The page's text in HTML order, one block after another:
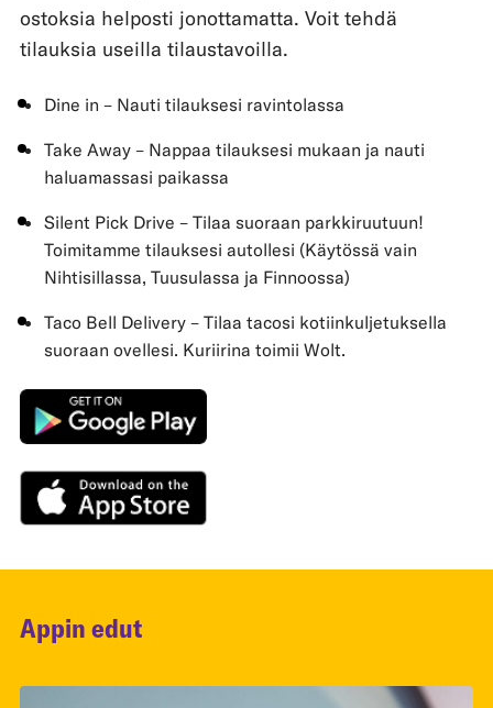
ostoksia helposti jonottamatta. Voit tehdä
tilauksia useilla tilaustavoilla.
Dine in – Nauti tilauksesi ravintolassa
Take Away – Nappaa tilauksesi mukaan ja nauti
haluamassasi paikassa
Silent Pick Drive – Tilaa suoraan parkkiruutuun!
Toimitamme tilauksesi autollesi (Käytössä vain
Nihtisillassa, Tuusulassa ja Finnoossa)
Taco Bell Delivery – Tilaa tacosi kotiinkuljetuksella
suoraan ovellesi. Kuriirina toimii Wolt.
Appin edut